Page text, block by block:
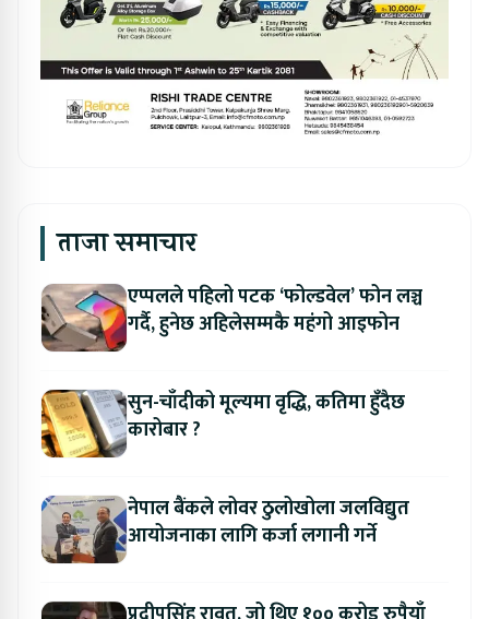
ताजा समाचार
एप्पलले पहिलो पटक ‘फोल्डवेल’ फोन लञ्च
गर्दै, हुनेछ अहिलेसम्मकै महंगो आइफोन
सुन-चाँदीको मूल्यमा वृद्धि, कतिमा हुँदैछ
कारोबार ?
नेपाल बैंकले लोवर ठुलोखोला जलविद्युत
आयोजनाका लागि कर्जा लगानी गर्ने